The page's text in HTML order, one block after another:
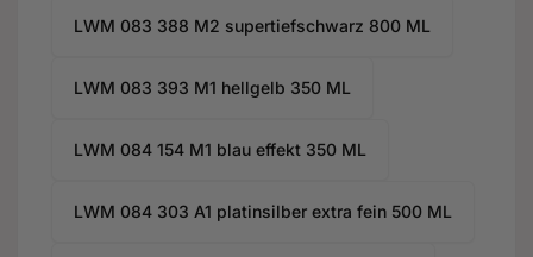
LWM 083 388 M2 supertiefschwarz 800 ML
LWM 083 393 M1 hellgelb 350 ML
LWM 084 154 M1 blau effekt 350 ML
LWM 084 303 A1 platinsilber extra fein 500 ML